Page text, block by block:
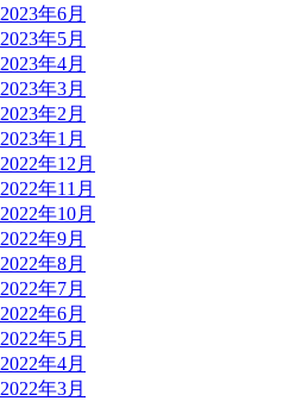
2023年6月
2023年5月
2023年4月
2023年3月
2023年2月
2023年1月
2022年12月
2022年11月
2022年10月
2022年9月
2022年8月
2022年7月
2022年6月
2022年5月
2022年4月
2022年3月